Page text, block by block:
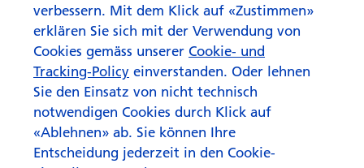
verbessern. Mit dem Klick auf «Zustimmen»
erklären Sie sich mit der Verwendung von
Cookies gemäss unserer Cookie- und
Tracking-Policy einverstanden. Oder lehnen
Sie den Einsatz von nicht technisch
notwendigen Cookies durch Klick auf
«Ablehnen» ab. Sie können Ihre
Entscheidung jederzeit in den Cookie-